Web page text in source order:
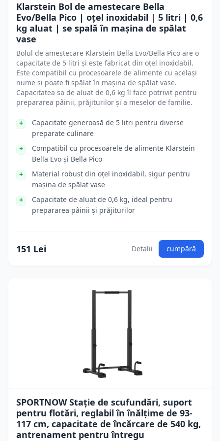
Klarstein Bol de amestecare Bella
Evo/Bella Pico | oțel inoxidabil | 5 litri | 0,6
kg aluat | se spală în mașina de spălat
vase
Bolul de amestecare Klarstein Bella Evo/Bella Pico are o
capacitate de 5 litri și este fabricat din oțel inoxidabil.
Este compatibil cu procesoarele de alimente cu același
nume și poate fi spălat în mașina de spălat vase.
Capacitatea sa de aluat de 0,6 kg îl face potrivit pentru
prepararea pâinii, prăjiturilor și a meselor de familie.
Capacitate generoasă de 5 litri pentru diverse
preparate culinare
Compatibil cu procesoarele de alimente Klarstein
Bella Evo și Bella Pico
Material robust din oțel inoxidabil, sigur pentru
mașina de spălat vase
Capacitate de aluat de 0,6 kg, ideal pentru
prepararea pâinii și prăjiturilor
151 Lei Detalii cumpără
SPORTNOW Stație de scufundări, suport
pentru flotări, reglabil în înălțime de 93-
117 cm, capacitate de încărcare de 540 kg,
antrenament pentru întregu